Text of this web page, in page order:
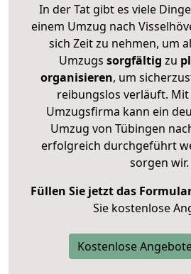
In der Tat gibt es viele
einem Umzug nach
sich Zeit zu nehmen, um
Umzugs sorgfältig zu
organisieren, um
reibungslos verläuft.
Umzugsfirma kann ein
Umzug von Tübingen
erfolgreich durchgeführt
sorgen wir.
Füllen Sie jetzt das
Sie kostenlose
Kostenlose